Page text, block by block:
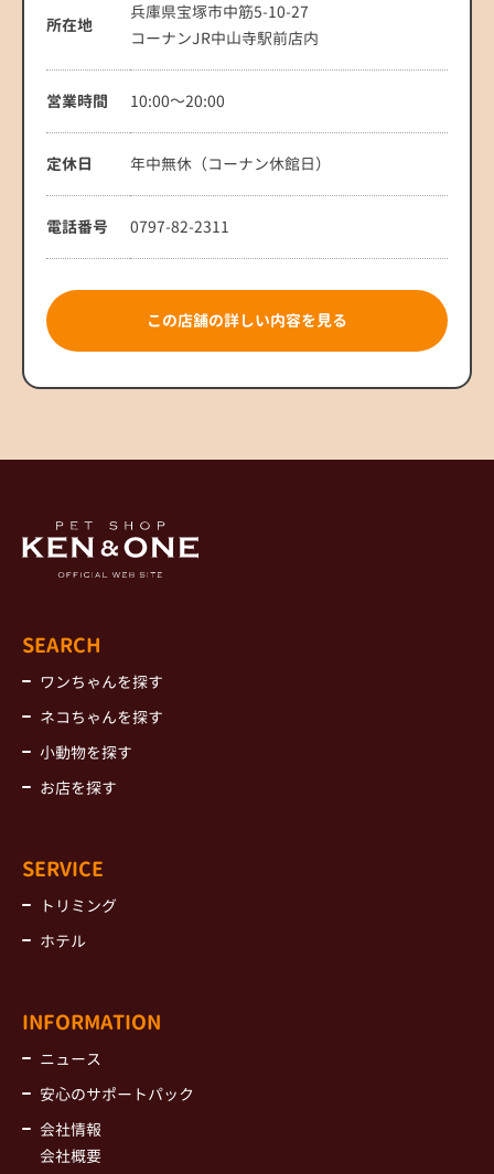
所在地
兵庫県宝塚市中筋5-10-27
コーナンJR中山寺駅前店内
営業時間 10:00～20:00
定休日 年中無休（コーナン休館日）
電話番号 0797-82-2311
この店舗の詳しい内容を見る
SEARCH
ワンちゃんを探す
ネコちゃんを探す
小動物を探す
お店を探す
SERVICE
トリミング
ホテル
INFORMATION
ニュース
安心のサポートパック
会社情報
会社概要